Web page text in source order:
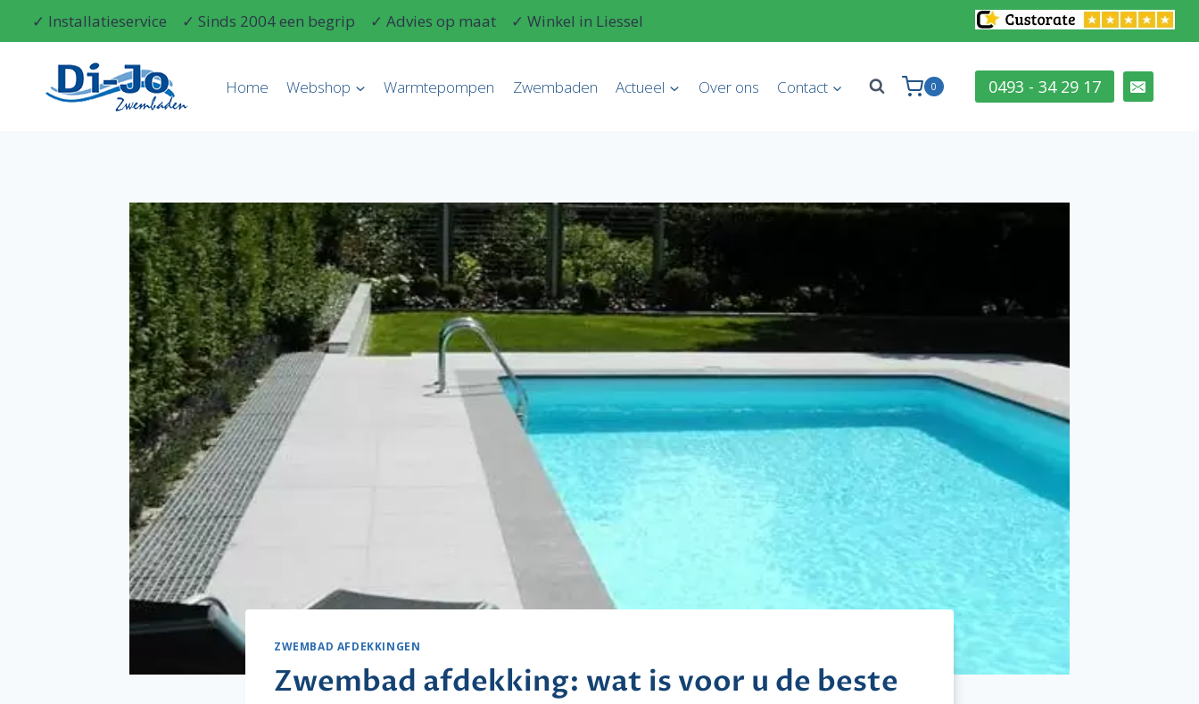
Doorgaan✓ Installatieservice ✓ Sinds 2004 een begrip ✓ Advies op maat ✓ Winkel in Liessel
Home Webshop Warmtepompen Zwembaden Actueel Over ons Contact 0 0493 - 34 29 17
ZWEMBAD AFDEKKINGEN
Zwembad afdekking: wat is voor u de beste